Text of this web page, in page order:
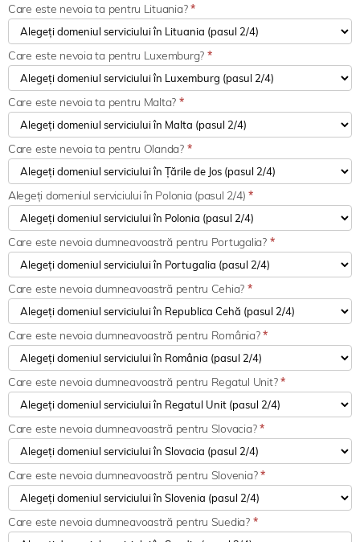
Care este nevoia ta pentru Lituania?*
Care este nevoia ta pentru Luxemburg? *
Care este nevoia ta pentru Malta? *
Care este nevoia ta pentru Olanda? *
Alegeți domeniul serviciului în Polonia (pasul 2/4) *
Care este nevoia dumneavoastră pentru Portugalia? *
Care este nevoia dumneavoastră pentru Cehia? *
Care este nevoia dumneavoastră pentru România?*
Care este nevoia dumneavoastră pentru Regatul Unit?*
Care este nevoia dumneavoastră pentru Slovacia?*
Care este nevoia dumneavoastră pentru Slovenia?*
Care este nevoia dumneavoastră pentru Suedia? *